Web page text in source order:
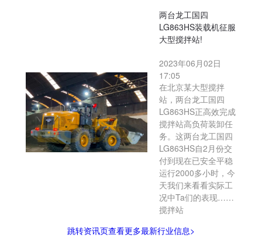
两台龙工国四
LG863HS装载机征服
大型搅拌站!
2023年06月02日
17:05
在北京某大型搅拌
站，两台龙工国四
LG863HS正高效完成
搅拌站高负荷装卸任
务。这两台龙工国四
LG863HS自2月份交
付到现在已安全平稳
运行2000多小时，今
天我们来看看实际工
况中Ta们的表现……
搅拌站
跳转资讯页查看更多最新行业信息>